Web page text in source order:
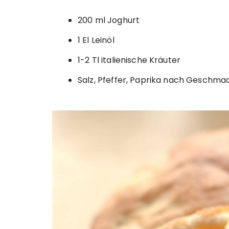
200 ml Joghurt
1 El Leinöl
1-2 Tl italienische Kräuter
Salz, Pfeffer, Paprika nach